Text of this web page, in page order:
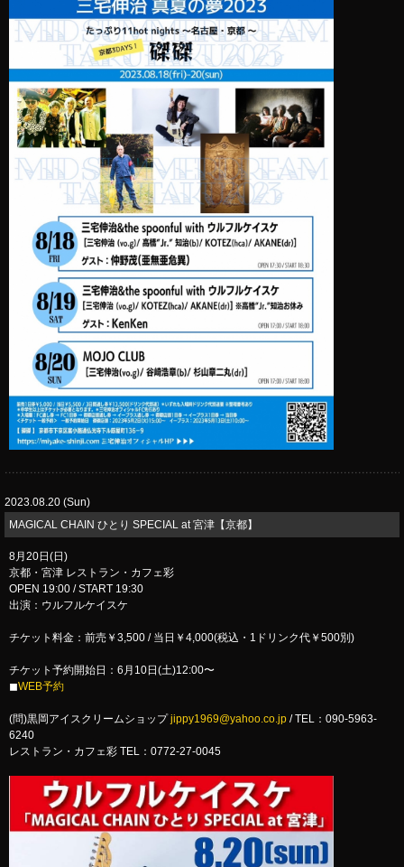
2023.08.20 (Sun)
​MAGICAL CHAIN ひとり SPECIAL at 宮津【京都】
8月20日(日)
京都・宮津 レストラン・カフェ彩
OPEN 19:00 / START 19:30
出演：ウルフルケイスケ
チケット料金：前売￥3,500 / 当日￥4,000(税込・1ドリンク代￥500別)
チケット予約開始日：6月10日(土)12:00〜
◼︎WEB予約
(問)黒岡アイスクリームショップjippy1969@yahoo.co.jp / TEL：090-5963-
6240
レストラン・カフェ彩 TEL：0772-27-0045